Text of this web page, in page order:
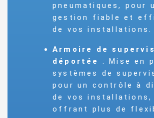
pneumatiques, pour
gestion fiable et
de vos installations.
Armoire de
déportée
: Mise en
systèmes de
pour un contrôle à
de vos installations,
offrant plus de